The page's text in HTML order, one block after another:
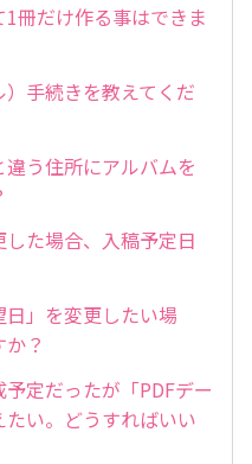
冊だけ作る事はできま
手続きを教えてくだ
う住所にアルバムを
た場合、入稿予定日
」を変更したい場
？
予定だったが「PDFデー
い。どうすればいい